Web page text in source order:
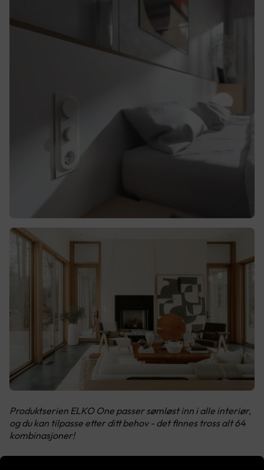
Produktserien ELKO One passer sømløst inn i alle interiør,
og du kan tilpasse etter ditt behov - det finnes tross alt 64
kombinasjoner!